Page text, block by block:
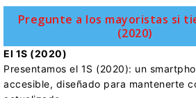
Pregunte a los mayoristas si
(2020)
El 1S (2020)
Presentamos el 1S (2020): un
accesible, diseñado para mantenerte